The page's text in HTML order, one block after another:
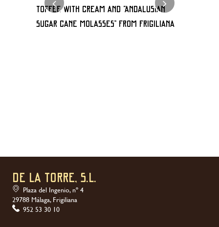
TOFFEE WITH CREAM AND “Andalusian
sugar cane molasses” FROM FRIGILIANA
DE LA TORRE, S.L.
Plaza del Ingenio, nº 4
29788 Málaga, Frigiliana
952 53 30 10